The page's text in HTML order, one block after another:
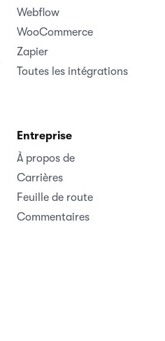
Webflow
WooCommerce
Zapier
Toutes les intégrations
Entreprise
À propos de
Carrières
Feuille de route
Commentaires